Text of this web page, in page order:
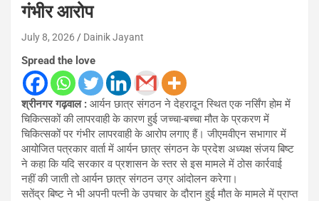
गंभीर आरोप
July 8, 2026 Dainik Jayant
Spread the love
श्रीनगर गढ़वाल : आर्यन छात्र संगठन ने देहरादून स्थित एक नर्सिंग होम में
चिकित्सकों की लापरवाही के कारण हुई जच्चा-बच्चा मौत के प्रकरण में
चिकित्सकों पर गंभीर लापरवाही के आरोप लगाए हैं। जीएमवीएन सभागार में
आयोजित पत्रकार वार्ता में आर्यन छात्र संगठन के प्रदेश अध्यक्ष संजय बिष्ट
ने कहा कि यदि सरकार व प्रशासन के स्तर से इस मामले में ठोस कार्रवाई
नहीं की जाती तो आर्यन छात्र संगठन उग्र आंदोलन करेगा।
सतेंद्र बिष्ट ने भी अपनी पत्नी के उपचार के दौरान हुई मौत के मामले में प्राप्त